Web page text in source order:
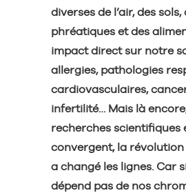
diverses de l’air, des
phréatiques et des
impact direct sur notre
allergies, pathologies
cardiovasculaires,
infertilité… Mais là
recherches scientifiques
convergent, la
a changé les lignes. Car
dépend pas de nos